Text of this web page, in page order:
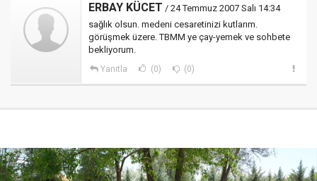
ERBAY KÜCET / 24 Temmuz 2007 Salı 14:34
sağlık olsun. medeni cesaretinizi kutlarım.
görüşmek üzere. TBMM ye çay-yemek ve sohbete
bekliyorum.
Yanıtla (0) (0)